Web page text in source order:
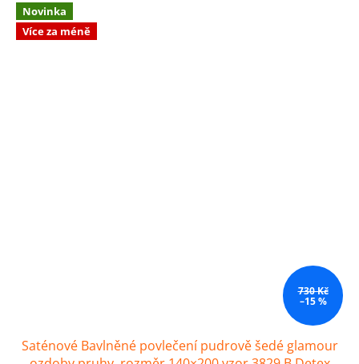
Novinka
Více za méně
730 Kč
–15 %
Saténové Bavlněné povlečení pudrově šedé glamour